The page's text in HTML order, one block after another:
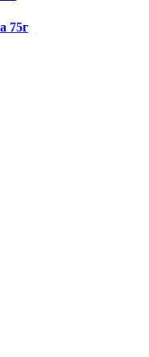
75г